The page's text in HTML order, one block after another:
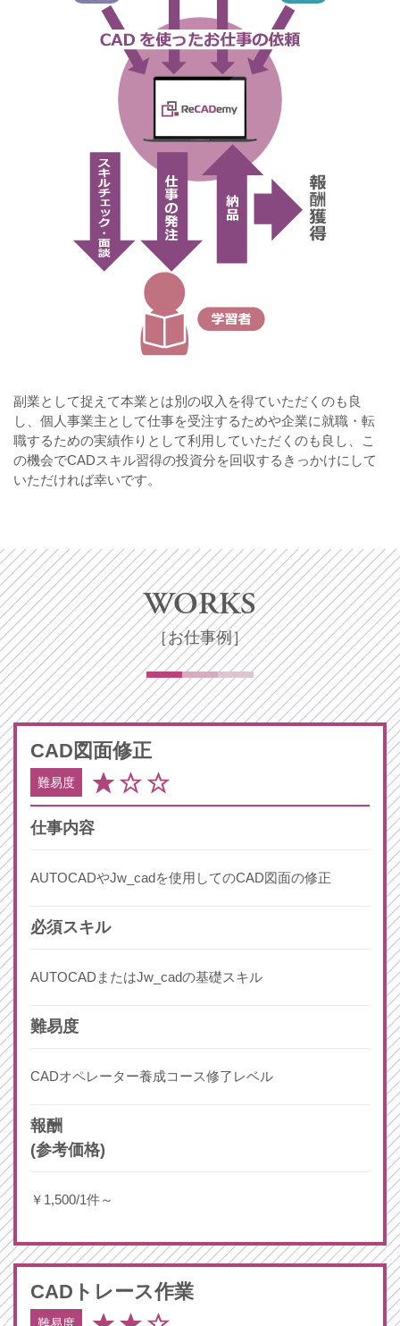
副業として捉えて本業とは別の収入を得ていただくのも良
し、個人事業主として仕事を受注するためや企業に就職・転
職するための実績作りとして利用していただくのも良し、こ
の機会でCADスキル習得の投資分を回収するきっかけにして
いただければ幸いです。
WORKS
［お仕事例］
CAD 図面修正
難易度
仕事内容
AUTOCADやJw_cadを使用してのCAD図面の修正
必須スキル
AUTOCADまたはJw_cadの基礎スキル
難易度
CADオペレーター養成コース修了レベル
報酬
(参考価格)
￥1,500/1件～
CAD トレース作業